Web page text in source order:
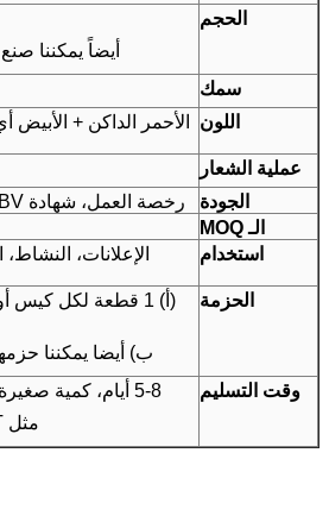
الحجم
أيضاً يمكننا
سمك
اللون
الأحمر الداكن + الأبيض
عملية الشعار
الجودة
رخصة العمل، شهادة BV، تقرير اختبار SGS و CE
الـ MOQ
استخدام
الإعلانات،
الحزمة
ب) أيضا يمكننا
وقت التسليم
5-8 أيام، كمية صغيرة يتم شحنها بالبريد السريع
مثل DHL/FEDEX/UPS/TNT